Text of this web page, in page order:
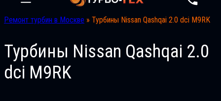
Ремонт турбин в Москве » Турбины Nissan Qashqai 2.0 dci M9RK
Турбины Nissan Qashqai 2.0
dci M9RK